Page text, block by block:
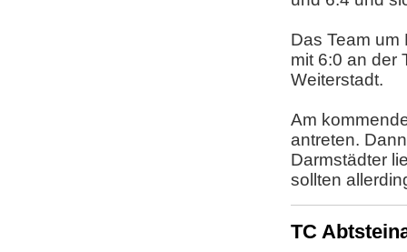
Das Team
mit 6:0 an der
Weiterstadt.
Am
antreten.
Darmstädter
sollten
TC